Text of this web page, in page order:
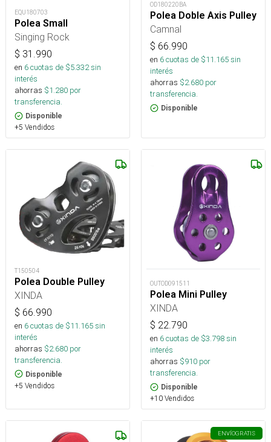
EQU180703
Polea Small
Singing Rock
$ 31.990
en 6cuotas de $5.332sin
interés
ahorras $1.280 por
transferencia.
Disponible
+5 Vendidos
OD180220BA
Polea Doble Axis Pulley
Camnal
$ 66.990
en 6cuotas de $11.165sin
interés
ahorras $2.680 por
transferencia.
Disponible
T150504
Polea Double Pulley
XINDA
$ 66.990
en 6cuotas de $11.165sin
interés
ahorras $2.680 por
transferencia.
Disponible
+5 Vendidos
OUTOD091511
Polea Mini Pulley
XINDA
$ 22.790
en 6cuotas de $3.798sin
interés
ahorras $910 por
transferencia.
Disponible
+10 Vendidos
ENVÍOGRATIS